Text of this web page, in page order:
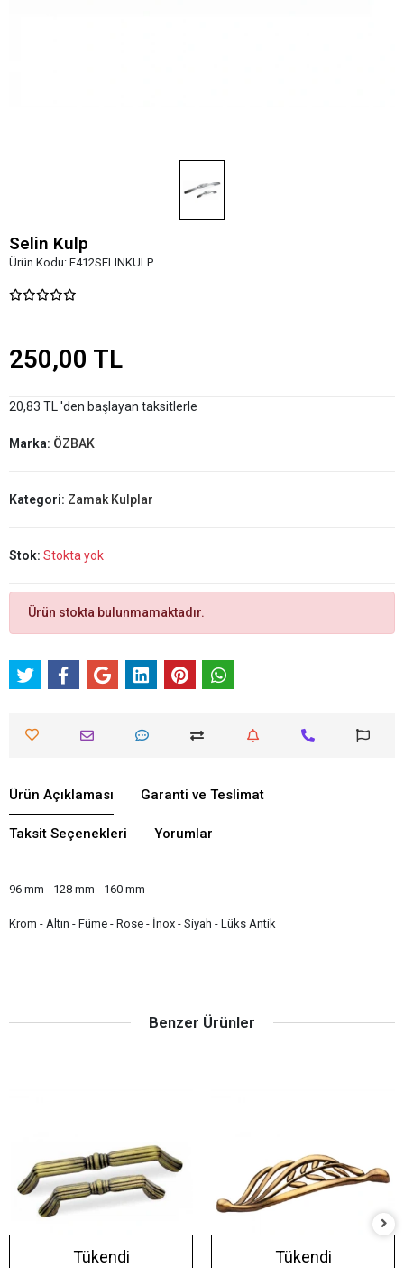
Selin Kulp
Ürün Kodu: F412SELINKULP
250,00 TL
20,83 TL 'den başlayan taksitlerle
Marka: ÖZBAK
Kategori: Zamak Kulplar
Stok: Stokta yok
Ürün stokta bulunmamaktadır.
Ürün Açıklaması Garanti ve Teslimat
Taksit Seçenekleri Yorumlar
96 mm - 128 mm - 160 mm
Krom - Altın - Füme - Rose - İnox - Siyah - Lüks Antik
Benzer Ürünler
Tükendi Tükendi